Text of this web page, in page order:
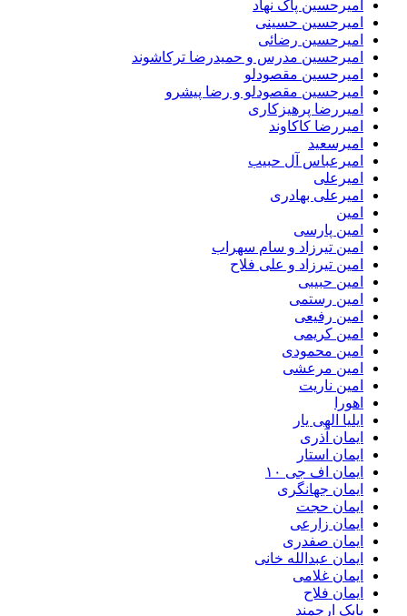
امیرحسین پاک نهاد
امیرحسین حسینی
امیرحسین رضائی
امیرحسین مدرس و حمیدرضا ترکاشوند
امیرحسین مقصودلو
امیرحسین مقصودلو و رضا پیشرو
امیررضا پرهیزکاری
امیررضا کاکاوند
امیرسعید
امیرعباس آل حبیب
امیرعلی
امیرعلی بهادری
امین
امین پارسی
امین تیرزاد و سام سهراب
امین تیرزاد و علی فلاح
امین حبیبی
امین رستمی
امین رفیعی
امین کریمی
امین محمودی
امین مرعشی
امین ناریت
اهورا
ایلیا الهی یار
ایمان آذری
ایمان استار
ایمان اف جی ۱۰
ایمان جهانگری
ایمان حجت
ایمان زارعی
ایمان صفدری
ایمان عبدالله خانی
ایمان غلامی
ایمان فلاح
بابک ارجمند